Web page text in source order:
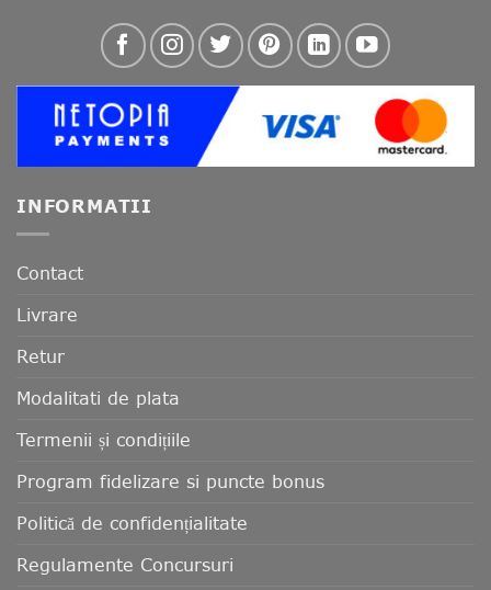
INFORMATII
Contact
Livrare
Retur
Modalitati de plata
Termenii și condițiile
Program fidelizare si puncte bonus
Politică de confidențialitate
Regulamente Concursuri